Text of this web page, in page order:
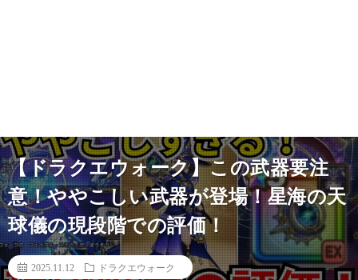
【ドラクエウォーク】この武器要注
意！ややこしい武器が登場！星海の天
球儀の現段階での評価！
2025.11.12 ドラクエウォーク